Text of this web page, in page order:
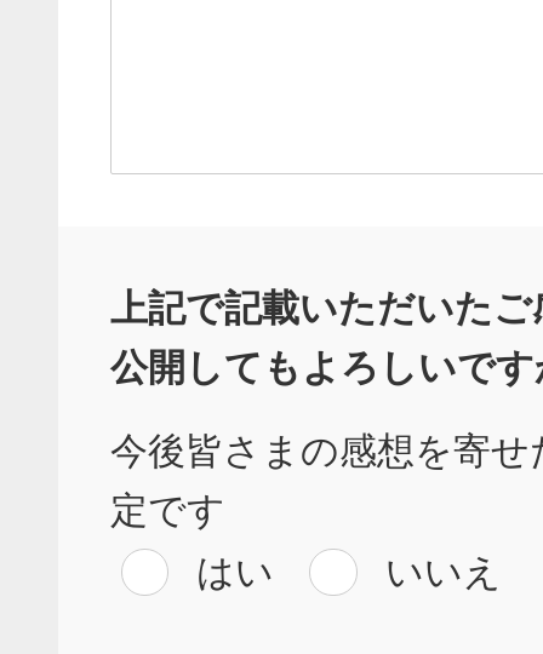
上記で記載いただいた
公開してもよろしいで
今後皆さまの感想を寄
定です
はい
いいえ